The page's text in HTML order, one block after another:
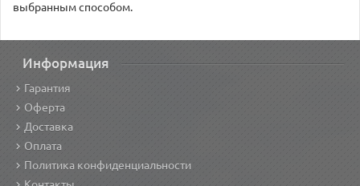
выбранным способом.
Информация
Гарантия
Оферта
Доставка
Оплата
Политика конфиденциальности